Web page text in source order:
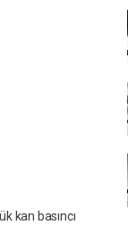
kan basıncı